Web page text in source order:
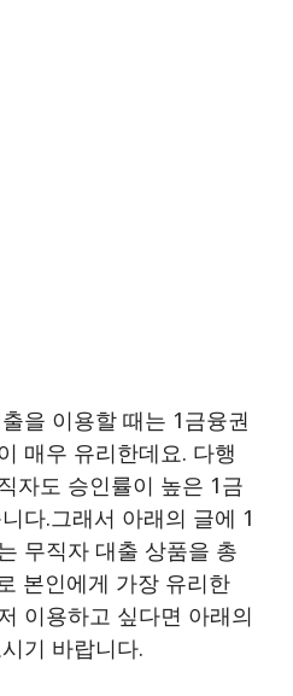
을 이용할 때는 1금융권
매우 유리한데요. 다행
자도 승인률이 높은 1금
다.그래서 아래의 글에 1
무직자 대출 상품을 총
본인에게 가장 유리한
이용하고 싶다면 아래의
기 바랍니다.